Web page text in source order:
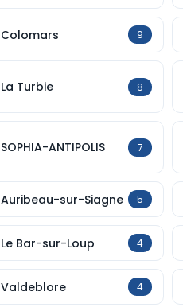
Colomars 9
La Turbie 8
SOPHIA-ANTIPOLIS 7
Auribeau-sur-Siagne 5
Le Bar-sur-Loup 4
Valdeblore 4